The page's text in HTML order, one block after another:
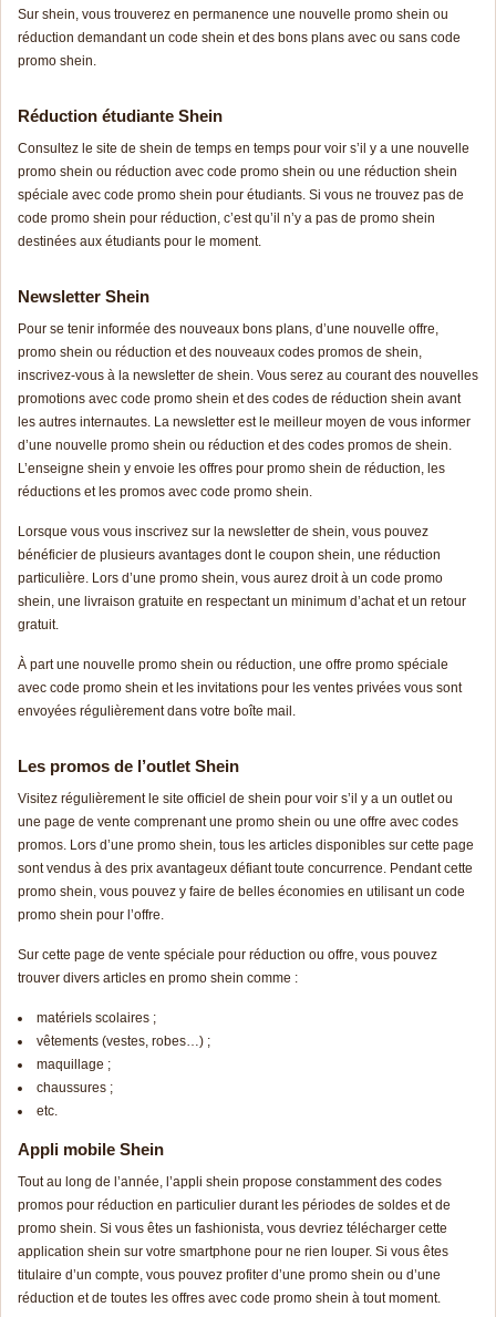
Sur shein, vous trouverez en permanence une nouvelle promo shein ou
réduction demandant un code shein et des bons plans avec ou sans code
promo shein.
Réduction étudiante Shein
Consultez le site de shein de temps en temps pour voir s’il y a une nouvelle
promo shein ou réduction avec code promo shein ou une réduction shein
spéciale avec code promo shein pour étudiants. Si vous ne trouvez pas de
code promo shein pour réduction, c’est qu’il n’y a pas de promo shein
destinées aux étudiants pour le moment.
Newsletter Shein
Pour se tenir informée des nouveaux bons plans, d’une nouvelle offre,
promo shein ou réduction et des nouveaux codes promos de shein,
inscrivez-vous à la newsletter de shein. Vous serez au courant des nouvelles
promotions avec code promo shein et des codes de réduction shein avant
les autres internautes. La newsletter est le meilleur moyen de vous informer
d’une nouvelle promo shein ou réduction et des codes promos de shein.
L’enseigne shein y envoie les offres pour promo shein de réduction, les
réductions et les promos avec code promo shein.
Lorsque vous vous inscrivez sur la newsletter de shein, vous pouvez
bénéficier de plusieurs avantages dont le coupon shein, une réduction
particulière. Lors d’une promo shein, vous aurez droit à un code promo
shein, une livraison gratuite en respectant un minimum d’achat et un retour
gratuit.
À part une nouvelle promo shein ou réduction, une offre promo spéciale
avec code promo shein et les invitations pour les ventes privées vous sont
envoyées régulièrement dans votre boîte mail.
Les promos de l’outlet Shein
Visitez régulièrement le site officiel de shein pour voir s’il y a un outlet ou
une page de vente comprenant une promo shein ou une offre avec codes
promos. Lors d’une promo shein, tous les articles disponibles sur cette page
sont vendus à des prix avantageux défiant toute concurrence. Pendant cette
promo shein, vous pouvez y faire de belles économies en utilisant un code
promo shein pour l’offre.
Sur cette page de vente spéciale pour réduction ou offre, vous pouvez
trouver divers articles en promo shein comme :
matériels scolaires ;
vêtements (vestes, robes…) ;
maquillage ;
chaussures ;
etc.
Appli mobile Shein
Tout au long de l’année, l’appli shein propose constamment des codes
promos pour réduction en particulier durant les périodes de soldes et de
promo shein. Si vous êtes un fashionista, vous devriez télécharger cette
application shein sur votre smartphone pour ne rien louper. Si vous êtes
titulaire d’un compte, vous pouvez profiter d’une promo shein ou d’une
réduction et de toutes les offres avec code promo shein à tout moment.